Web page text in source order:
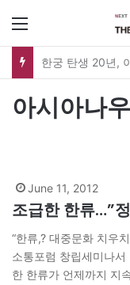
아시아나우
June 11, 2012
조급한 한류…”
“한류,? 대중문화 치우
소통포럼 창립세미나
한 한류가 언제까지 지